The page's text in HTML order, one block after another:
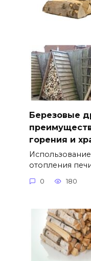
Березовые
горения и
отопления
0 180